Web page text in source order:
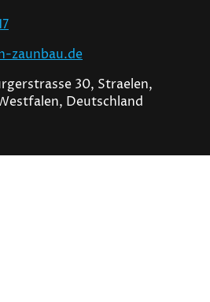
zaunbau.de
30, Straelen,
Deutschland